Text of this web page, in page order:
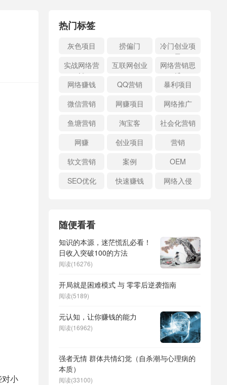
小
热门标签
灰色项目 捞偏门
冷门创业项
目
实战网络营
销
互联网创业
网络营销思
维
网络赚钱
QQ营销
暴利项目
微信营销
网赚项目
网络推广
鱼塘营销
淘宝客
社会化营销
网赚
创业项目
营销
软文营销
案例
OEM
SEO优化
快速赚钱 网络入侵
随便看看
知识的本源，迷茫慌乱必看！
日收入突破100的方法
阅读(16276)
开局就是困难模式 与 零零后逆袭指南
阅读(5189)
元认知，让你赚钱的能力
阅读(16962)
强者无情 群体共情幻觉（自杀潮与心理病的
本质）
阅读(33100)